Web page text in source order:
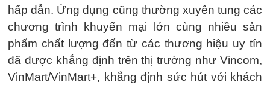
hấp dẫn. Ứng dụng cũng thường xuyên tung các
chương trình khuyến mại lớn cùng nhiều sản
phẩm chất lượng đến từ các thương hiệu uy tín
đã được khẳng định trên thị trường như Vincom,
VinMart/VinMart+, khẳng định sức hút với khách